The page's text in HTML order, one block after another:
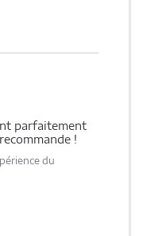
parfaitement
!
du